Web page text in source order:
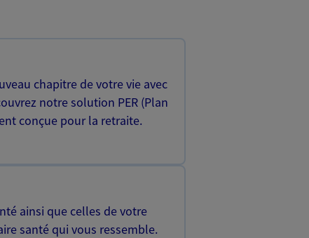
chapitre de votre vie avec
notre solution PER (Plan
conçue pour la retraite.
ainsi que celles de votre
santé qui vous ressemble.